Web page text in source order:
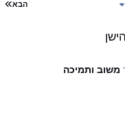
הבא
משוב ותמיכה